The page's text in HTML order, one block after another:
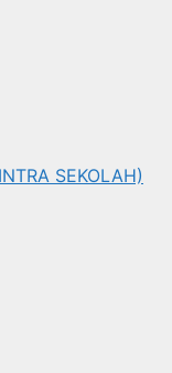
SEKOLAH)